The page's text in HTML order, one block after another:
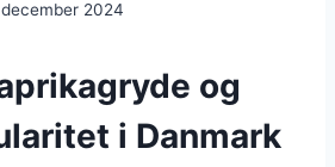
december 2024
og
i Danmark